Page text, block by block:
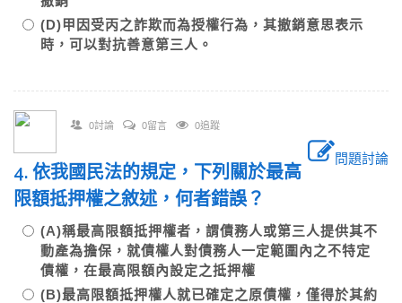
(D)甲因受丙之詐欺而為授權行為，其撤銷意思表示
時，可以對抗善意第三人。
0討論 0留言 0追蹤
問題討論
4. 依我國民法的規定，下列關於最高
限額抵押權之敘述，何者錯誤？
(A)稱最高限額抵押權者，謂債務人或第三人提供其不
動產為擔保，就債權人對債務人一定範圍內之不特定
債權，在最高限額內設定之抵押權
(B)最高限額抵押權人就已確定之原債權，僅得於其約